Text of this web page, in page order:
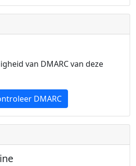
van DMARC van deze
DMARC